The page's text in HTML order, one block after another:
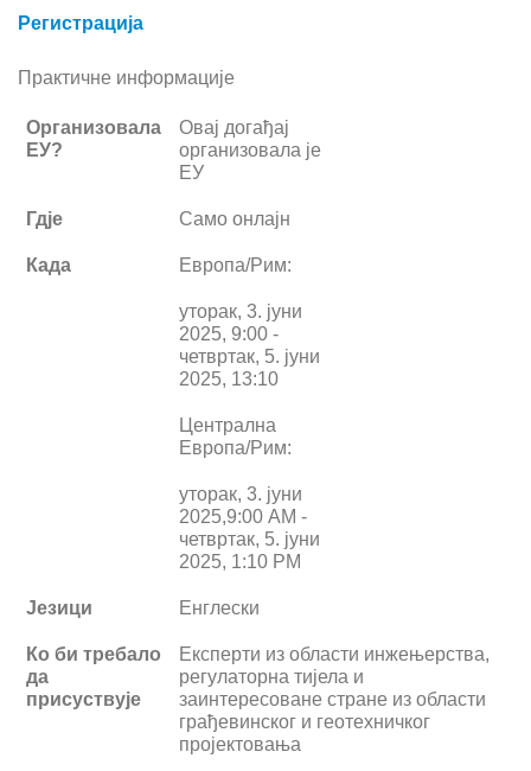
Регистрација
Практичне информације
Организовала
ЕУ?
Овај догађај
организовала је
ЕУ
Гдје Само онлајн
Када Европа/Рим:
уторак, 3. јуни
2025, 9:00 -
четвртак, 5. јуни
2025, 13:10
Централна
Европа/Рим:
уторак, 3. јуни
2025,9:00AM -
четвртак, 5. јуни
2025, 1:10 PM
Језици Енглески
Ко би требало
да
присуствује
Експерти из области инжењерства,
регулаторна тијела и
заинтересоване стране из области
грађевинског и геотехничког
пројектовања